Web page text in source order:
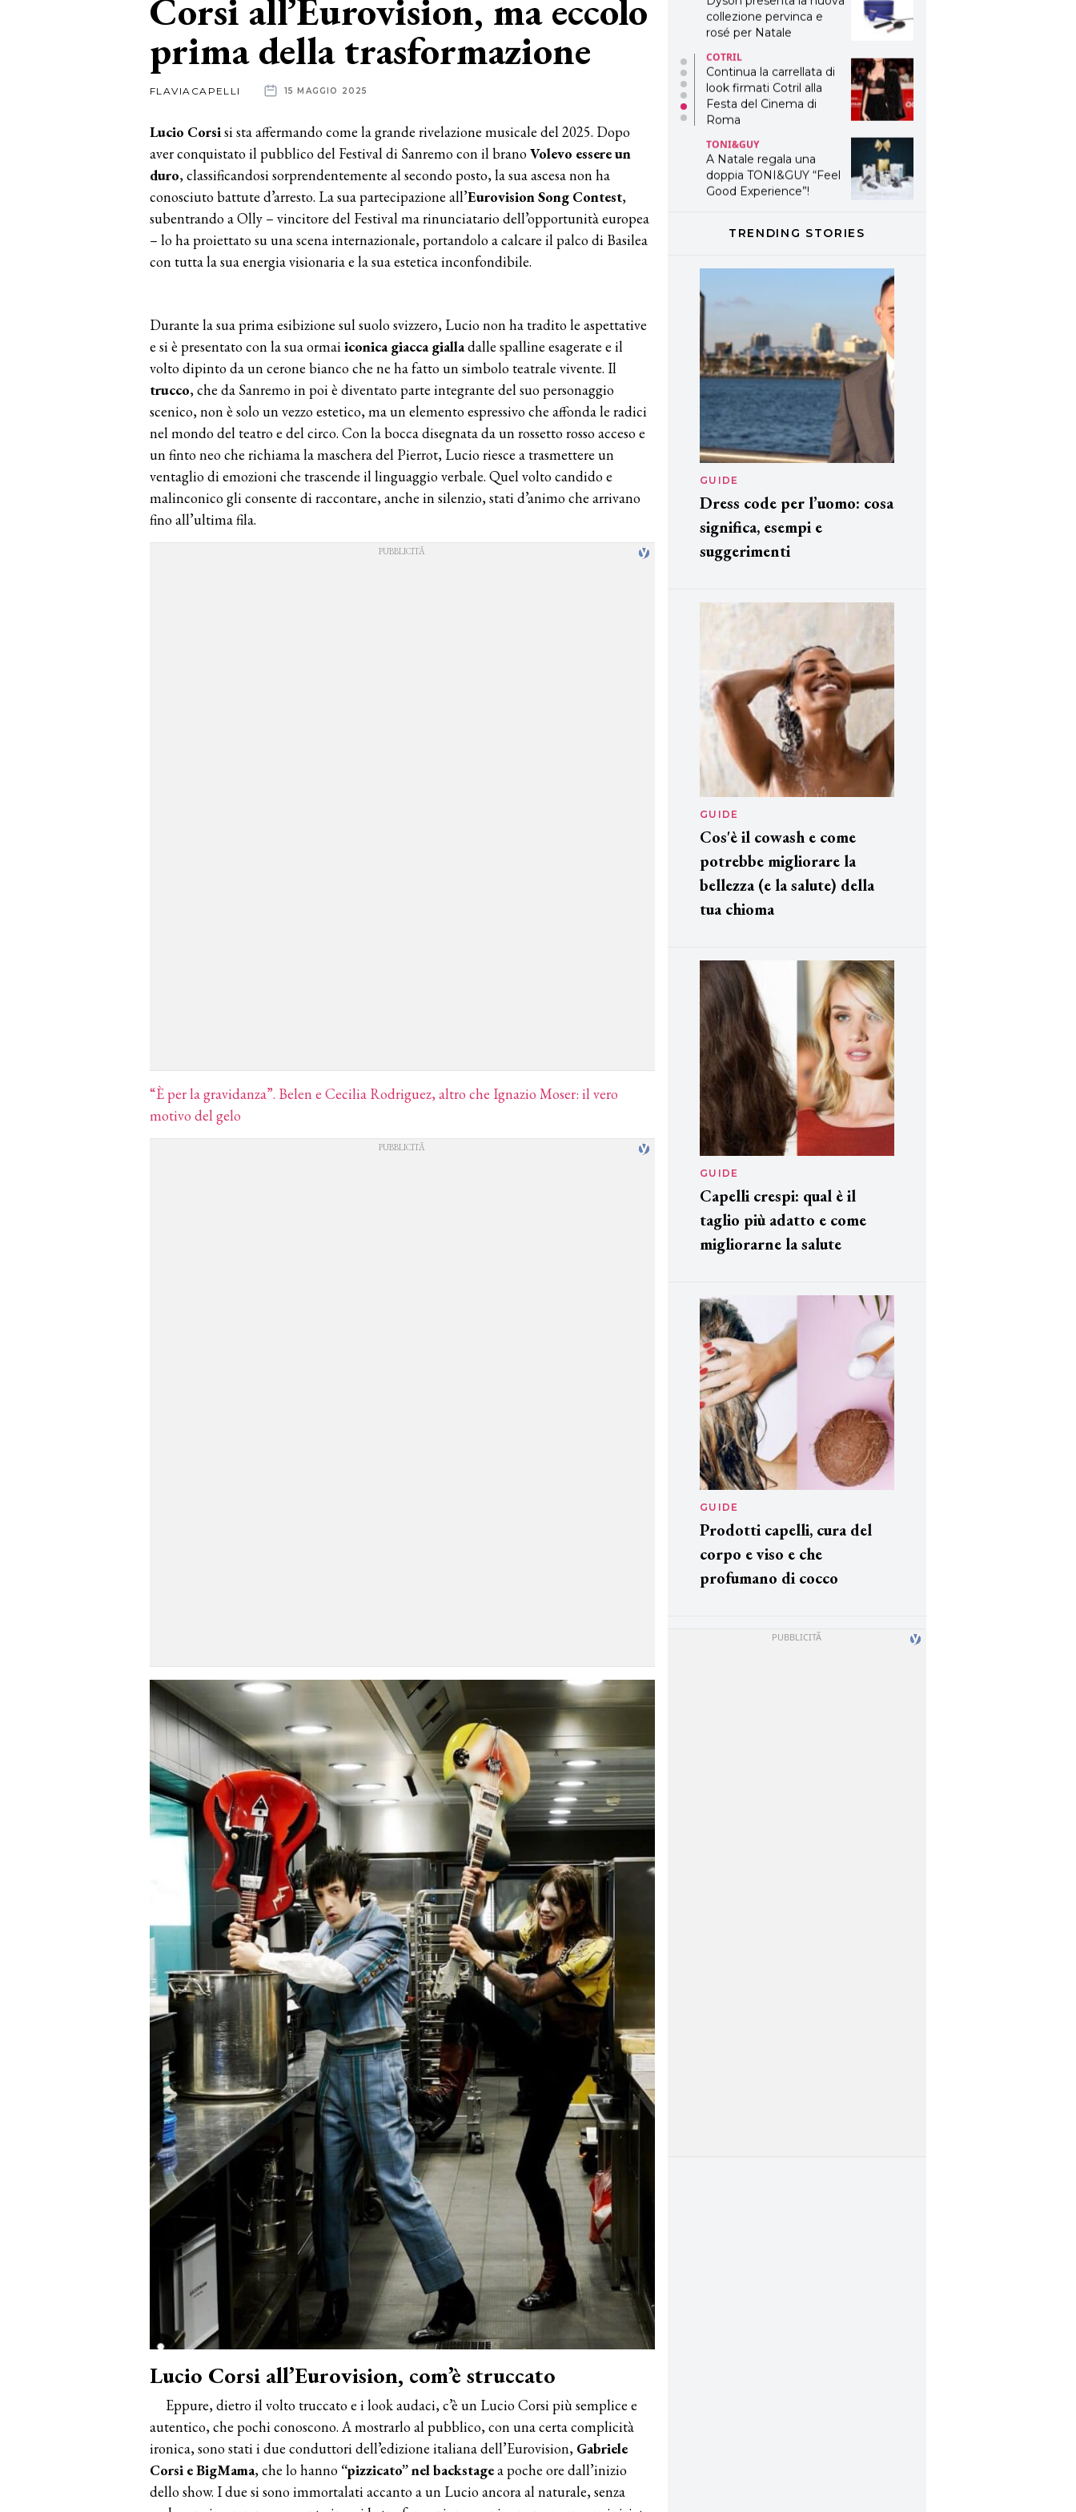
Corsi all’Eurovision, ma eccolo
prima della trasformazione
FLAVIACAPELLI 15 MAGGIO 2025
Lucio Corsi si sta affermando come la grande rivelazione musicale del 2025. Dopo
aver conquistato il pubblico del Festival di Sanremo con il branoVolevo essere un
duro, classificandosi sorprendentemente al secondo posto, la sua ascesa non ha
conosciuto battute d’arresto. La sua partecipazione all’Eurovision Song Contest,
subentrando a Olly – vincitore del Festival ma rinunciatario dell’opportunità europea
– lo ha proiettato su una scena internazionale, portandolo a calcare il palco di Basilea
con tutta la sua energia visionaria e la sua estetica inconfondibile.
Durante la sua prima esibizione sul suolo svizzero, Lucio non ha tradito le aspettative
e si è presentato con la sua ormai iconica giacca gialladalle spalline esagerate e il
volto dipinto da un cerone bianco che ne ha fatto un simbolo teatrale vivente. Il
trucco, che da Sanremo in poi è diventato parte integrante del suo personaggio
scenico, non è solo un vezzo estetico, ma un elemento espressivo che affonda le radici
nel mondo del teatro e del circo. Con la bocca disegnata da un rossetto rosso acceso e
un finto neo che richiama la maschera del Pierrot, Lucio riesce a trasmettere un
ventaglio di emozioni che trascende il linguaggio verbale. Quel volto candido e
malinconico gli consente di raccontare, anche in silenzio, stati d’animo che arrivano
fino all’ultima fila.
“È per la gravidanza”. Belen e Cecilia Rodriguez, altro che Ignazio Moser: il vero
motivo del gelo
Lucio Corsi all’Eurovision, com’è struccato
Eppure, dietro il volto truccato e i look audaci, c’è un Lucio Corsi più semplice e
autentico, che pochi conoscono. A mostrarlo al pubblico, con una certa complicità
ironica, sono stati i due conduttori dell’edizione italiana dell’Eurovision, Gabriele
Corsi e BigMama, che lo hanno “pizzicato” nel backstagea poche ore dall’inizio
dello show. I due si sono immortalati accanto a un Lucio ancora al naturale, senza
collezione pervinca e
rosé per Natale
COTRIL
Continua la carrellata di
look firmati Cotril alla
Festa del Cinema di
Roma
TONI&GUY
A Natale regala una
doppia TONI&GUY “Feel
Good Experience”!
LABEL.M lancia la sua
DAVINES
cofanetti beauty preziosi
per un regalo adatto ad
ogni capello
TRENDING STORIES
GUIDE
Dress code per l’uomo: cosa
significa, esempi e
suggerimenti
GUIDE
Cos'è il cowash e come
potrebbe migliorare la
bellezza (e la salute) della
tua chioma
GUIDE
Capelli crespi: qual è il
taglio più adatto e come
migliorarne la salute
GUIDE
Prodotti capelli, cura del
corpo e viso e che
profumano di cocco